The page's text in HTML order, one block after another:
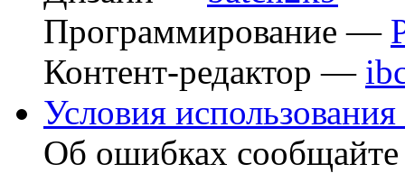
Программирование —
Контент-редактор —
Условия использования
Об ошибках